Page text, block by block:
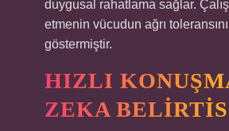
duygusal rahatlama sağlar.
etmenin vücudun ağrı toleransını
göstermiştir.
HIZLI
ZEKA